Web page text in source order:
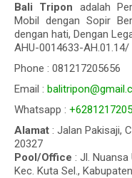
Bali Tripon adalah
Mobil dengan Sopir
dengan hati, Dengan
AHU-0014633-AH.01.14/
Phone : 081217205656
Email :
Whatsapp :
Alamat : Jalan Pakisaji,
20327
Pool/Office : Jl. Nuansa
Kec. Kuta Sel.,